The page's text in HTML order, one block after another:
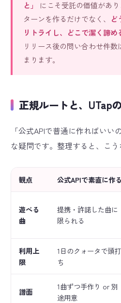
と」
にこそ受託の価値があ
ターンを作るだけでなく、
ど
リトライし、どこで潔く諦め
リリース後の問い合わせ件
まります。
正規ルートと、UTap
「公式APIで普通に作ればい
な疑問です。整理すると、こう
観点 公式APIで素直に作る
遊べる
曲
提携・許諾した曲に
限られる
利用上
限
1日のクォータで頭打
ち
譜面
1曲ずつ手作り or 別
途用意